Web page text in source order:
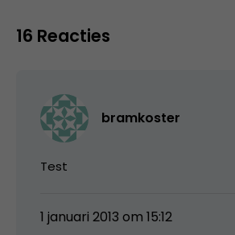
16 Reacties
bramkoster
Test
1 januari 2013 om 15:12